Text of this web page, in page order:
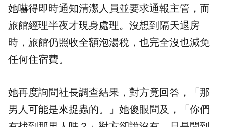
她嚇得即時通知清潔人員並要求通報主管，而
旅館經理半夜才現身處理。沒想到隔天退房
時，旅館仍照收全額泡湯稅，也完全沒也減免
任何住宿費。
她再度詢問社長調查結果，對方竟回答，「那
男人可能是來捉蟲的。」她傻眼問及，「你們